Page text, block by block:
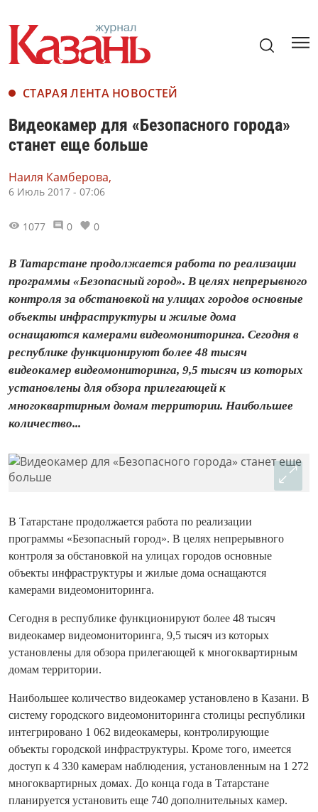
СТАРАЯ ЛЕНТА НОВОСТЕЙ
Видеокамер для «Безопасного города»
станет еще больше
Наиля Камберова,
6 Июль 2017 - 07:06
1077 0 0
В Татарстане продолжается работа по реализации
программы «Безопасный город». В целях непрерывного
контроля за обстановкой на улицах городов основные
объекты инфраструктуры и жилые дома
оснащаются камерами видеомониторинга. Сегодня в
республике функционируют более 48 тысяч
видеокамер видеомониторинга, 9,5 тысяч из которых
установлены для обзора прилегающей к
многоквартирным домам территории. Наибольшее
количество...
В Татарстане продолжается работа по реализации
программы «Безопасный город». В целях непрерывного
контроля за обстановкой на улицах городов основные
объекты инфраструктуры и жилые дома оснащаются
камерами видеомониторинга.
Сегодня в республике функционируют более 48 тысяч
видеокамер видеомониторинга, 9,5 тысяч из которых
установлены для обзора прилегающей к многоквартирным
домам территории.
Наибольшее количество видеокамер установлено в Казани. В
систему городского видеомониторинга столицы республики
интегрировано 1 062 видеокамеры, контролирующие
объекты городской инфраструктуры. Кроме того, имеется
доступ к 4 330 камерам наблюдения, установленным на 1 272
многоквартирных домах. До конца года в Татарстане
планируется установить еще 740 дополнительных камер.